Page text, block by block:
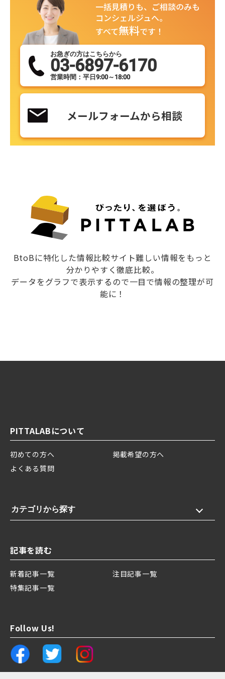
一括見積りも、ご相談のみも
コンシェルジュへ。
すべて無料です！
お急ぎの方はこちらから
03-6897-6170
営業時間：平日9:00～18:00
メールフォームから相談
BtoBに特化した情報比較サイト難しい情報をもっと
分かりやすく徹底比較。
データをグラフで表示するので一目で情報の整理が可
能に！
PITTALABについて
初めての方へ
掲載希望の方へ
よくある質問
カテゴリから探す
記事を読む
新着記事一覧
注目記事一覧
特集記事一覧
Follow Us!